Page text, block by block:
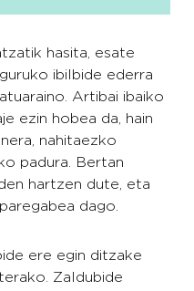
hasita, esate
ibilbide ederra
Artibai ibaiko
ezin hobea da, hain
nahitaezko
padura. Bertan
hartzen dute, eta
dago.
ere egin ditzake
Zaldubide